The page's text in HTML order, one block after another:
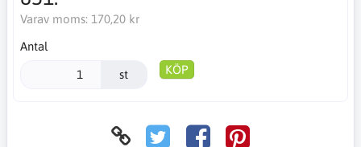
Varav moms: 170,20 kr
Antal
st KÖP